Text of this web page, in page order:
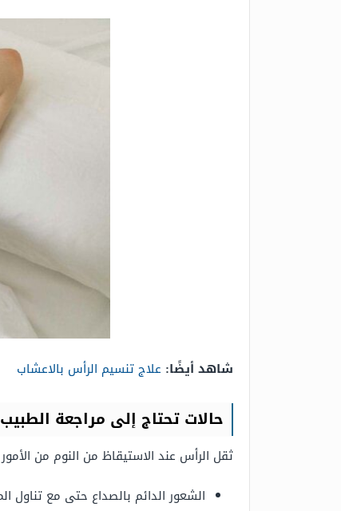
شاهد أيضًا: علاج تنسيم الرأس بالاعشاب
حالات تحتاج إلى مراجعة الطبيب
ثقل الرأس عند الاستيقاظ من النوم من
الشعور الدائم بالصداع حتى مع تناول